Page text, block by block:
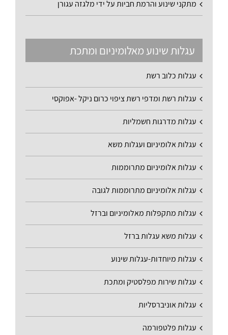
מתקני שינוע והרמת חביות על ידי מלגזה עגורן
עגלות שינוע מאלומיניום ומתכת
עגלות כלוב רשת
עגלות רשת ומדפי רשת ציפוי כרום ניקל -אפוקסי
עגלות מדרגות חשמליות
עגלות אלומיניום ועגלות משא
עגלות אלומיניום מתרוממות
עגלות אלומיניום מתרוממות לגובה
עגלות מתקפלות מאלומיניום וברזל
עגלות משא עגלות ברזל
עגלות מיוחדות-עגלות שינוע
עגלות שירות מפלסטיק ומתכת
עגלות אוניברסליות
עגלות פלטפורמה